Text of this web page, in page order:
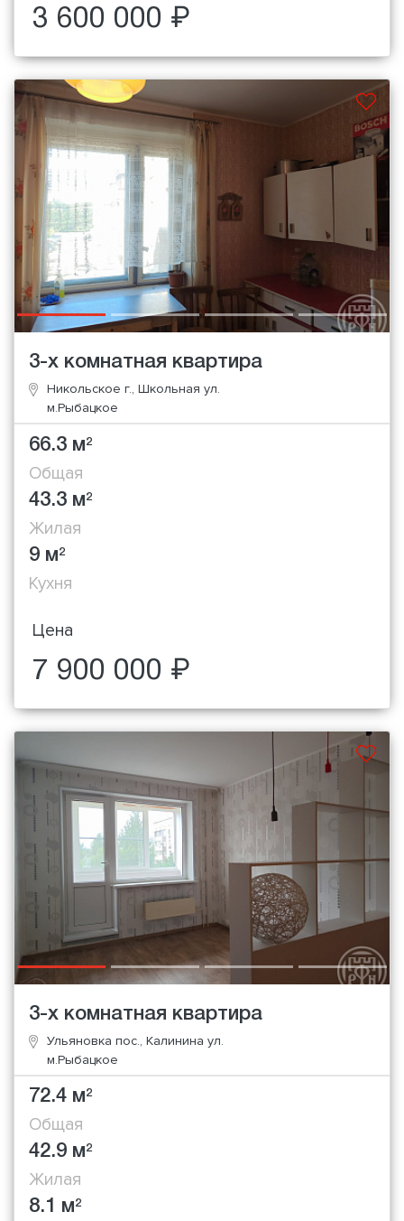
3 600 000 ₽
3-х комнатная квартира
Никольское г., Школьная ул.
м.Рыбацкое
66.3 м2
Общая
43.3 м2
Жилая
9 м2
Кухня
Цена
7 900 000 ₽
3-х комнатная квартира
Ульяновка пос., Калинина ул.
м.Рыбацкое
72.4 м2
Общая
42.9 м2
Жилая
8.1 м2